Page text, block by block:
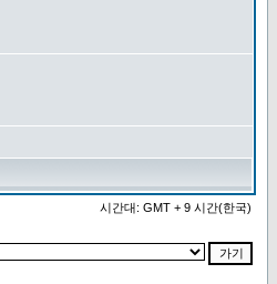
시간대: GMT + 9 시간(한국)